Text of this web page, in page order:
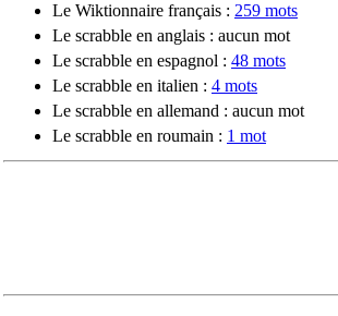
Le Wiktionnaire français : 259 mots
Le scrabble en anglais : aucun mot
Le scrabble en espagnol : 48 mots
Le scrabble en italien : 4 mots
Le scrabble en allemand : aucun mot
Le scrabble en roumain : 1 mot